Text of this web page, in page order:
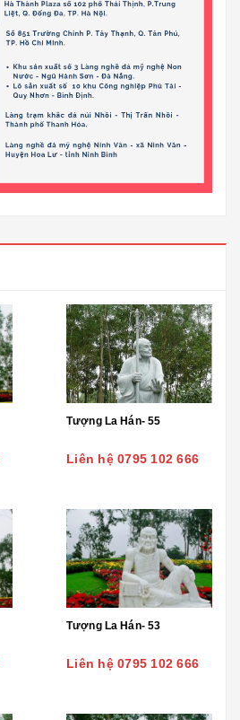
Tượng La Hán- 55
Liên hệ 0795 102 666
Tượng La Hán- 53
Liên hệ 0795 102 666